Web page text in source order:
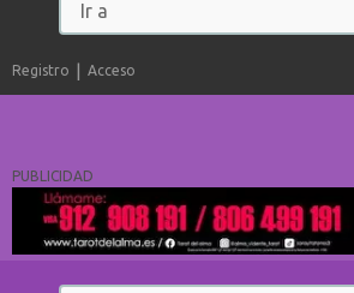
Registro Acceso
PUBLICIDAD